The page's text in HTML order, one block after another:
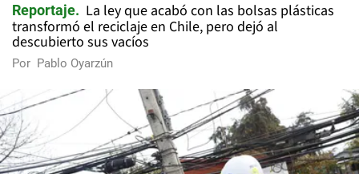
Reportaje
La ley que acabó con las bolsas plásticas
transformó el reciclaje en Chile, pero dejó al
descubierto sus vacíos
Por Pablo Oyarzún